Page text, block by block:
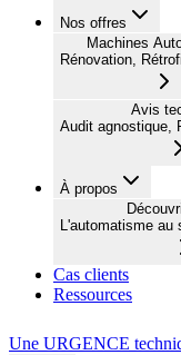
Nos offres
Machines
Rénovation,
Avis
Audit agnostique,
À propos
L'automatisme au
Cas clients
Ressources
Une URGENCE